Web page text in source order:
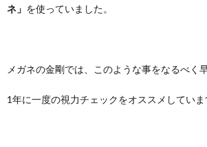
ネ」 を使っていました。
メガネの金剛では、このような事をなるべく
1年に一度の視力チェックをオススメしていま